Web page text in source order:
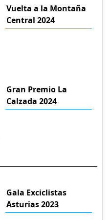
Vuelta a la Montaña
Central 2024
Gran Premio La
Calzada 2024
Gala Exciclistas
Asturias 2023